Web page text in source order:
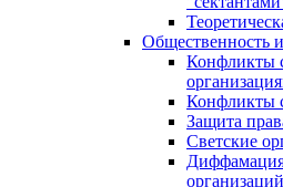
Конфликты
Конфликты
Защита
Светские